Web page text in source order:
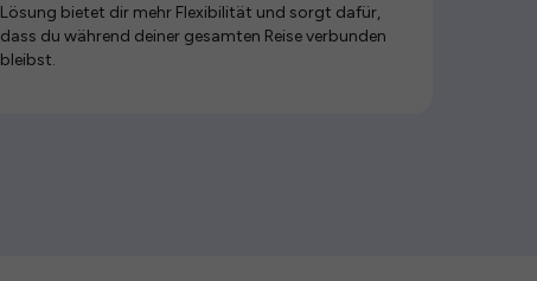
Lösung bietet dir mehr Flexibilität und sorgt dafür,
dass du während deiner gesamten Reise verbunden
bleibst.